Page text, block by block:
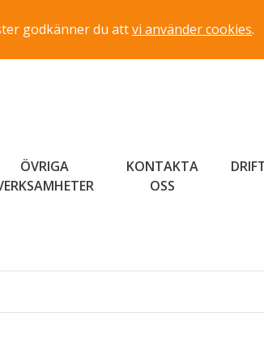
godkänner du attvi använder cookies.
ÖVRIGA
KONTAKTA
OSS